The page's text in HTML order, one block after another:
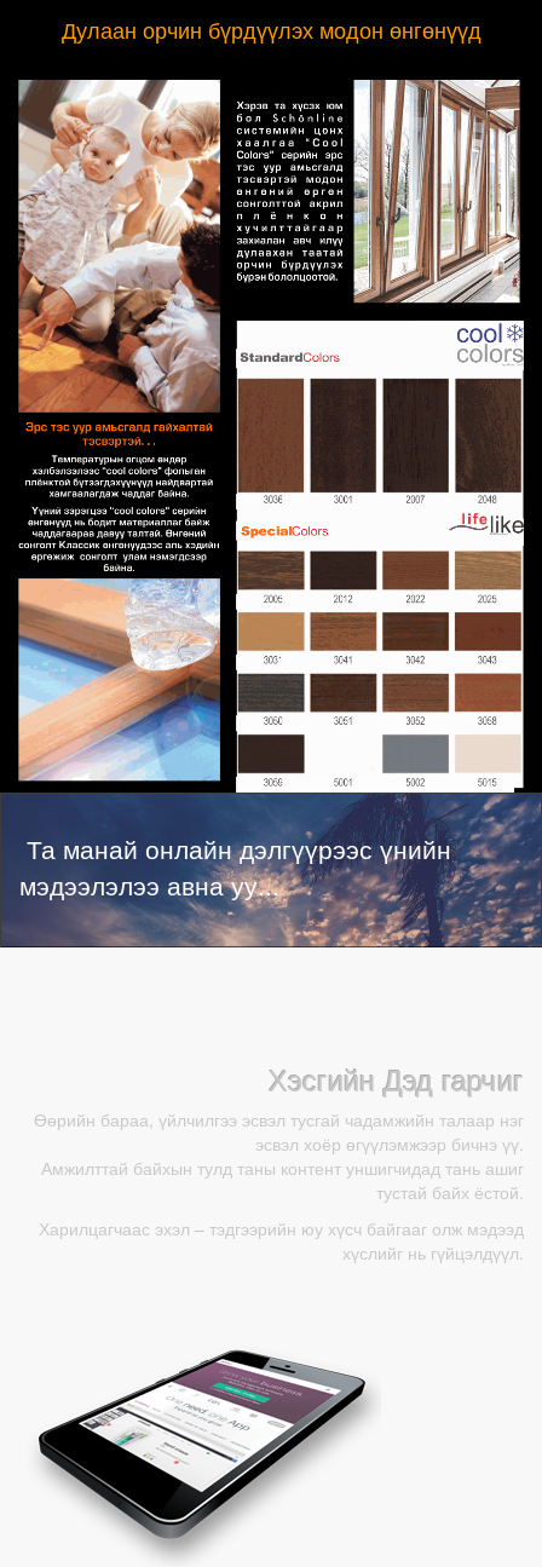
Дулаан орчин бүрдүүлэх модон өнгөнүүд
Та манай онлайн дэлгүүрээс үнийн
мэдээлэлээ авна уу...
Хэсгийн Дэд гарчиг
Өөрийн бараа, үйлчилгээ эсвэл тусгай чадамжийн талаар нэг
эсвэл хоёр өгүүлэмжээр бичнэ үү.
Амжилттай байхын тулд таны контент уншигчидад тань ашиг
тустай байх ёстой.
Харилцагчаас эхэл – тэдгээрийн юу хүсч байгааг олж мэдээд
хүслийг нь гүйцэлдүүл.